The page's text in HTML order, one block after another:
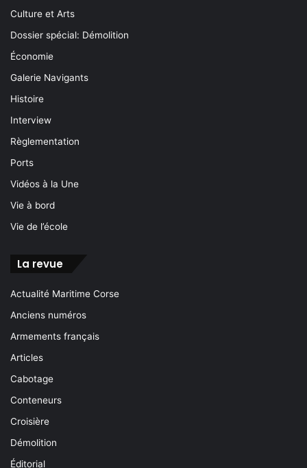
Culture et Arts
Dossier spécial: Démolition
Économie
Galerie Navigants
Histoire
Interview
Règlementation
Ports
Vidéos à la Une
Vie à bord
Vie de l’école
La revue
Actualité Maritime Corse
Anciens numéros
Armements français
Articles
Cabotage
Conteneurs
Croisière
Démolition
Éditorial